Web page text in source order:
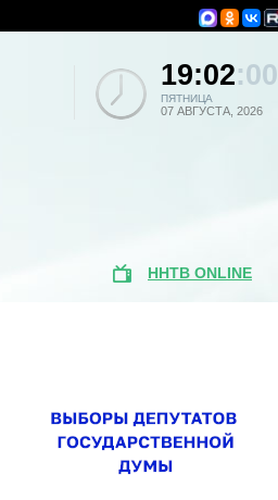
19:02:00
ПЯТНИЦА
07 АВГУСТА, 2026
ННТВ ONLINE